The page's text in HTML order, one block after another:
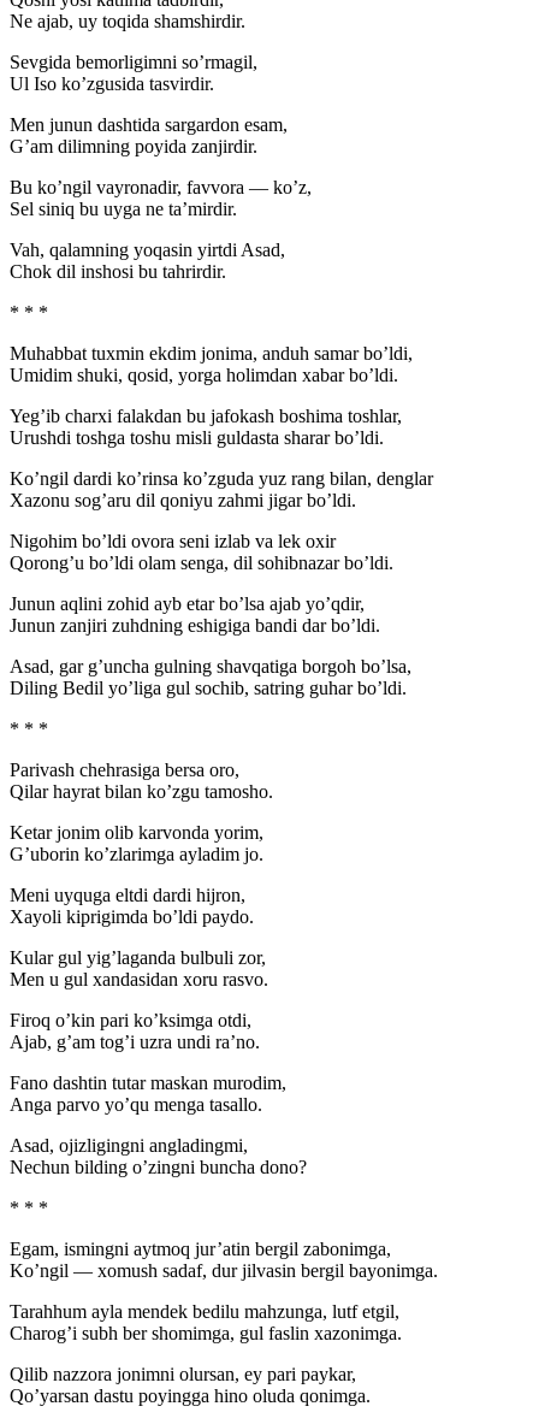
Ne ajab, uy toqida shamshirdir.
Sevgida bemorligimni so’rmagil,
Ul Iso ko’zgusida tasvirdir.
Men junun dashtida sargardon esam,
G’am dilimning poyida zanjirdir.
Bu ko’ngil vayronadir, favvora — ko’z,
Sel siniq bu uyga ne ta’mirdir.
Vah, qalamning yoqasin yirtdi Asad,
Chok dil inshosi bu tahrirdir.
* * *
Muhabbat tuxmin ekdim jonima, anduh samar bo’ldi,
Umidim shuki, qosid, yorga holimdan xabar bo’ldi.
Yeg’ib charxi falakdan bu jafokash boshima toshlar,
Urushdi toshga toshu misli guldasta sharar bo’ldi.
Ko’ngil dardi ko’rinsa ko’zguda yuz rang bilan, denglar
Xazonu sog’aru dil qoniyu zahmi jigar bo’ldi.
Nigohim bo’ldi ovora seni izlab va lek oxir
Qorong’u bo’ldi olam senga, dil sohibnazar bo’ldi.
Junun aqlini zohid ayb etar bo’lsa ajab yo’qdir,
Junun zanjiri zuhdning eshigiga bandi dar bo’ldi.
Asad, gar g’uncha gulning shavqatiga borgoh bo’lsa,
Diling Bedil yo’liga gul sochib, satring guhar bo’ldi.
* * *
Parivash chehrasiga bersa oro,
Qilar hayrat bilan ko’zgu tamosho.
Ketar jonim olib karvonda yorim,
G’uborin ko’zlarimga ayladim jo.
Meni uyquga eltdi dardi hijron,
Xayoli kiprigimda bo’ldi paydo.
Kular gul yig’laganda bulbuli zor,
Men u gul xandasidan xoru rasvo.
Firoq o’kin pari ko’ksimga otdi,
Ajab, g’am tog’i uzra undi ra’no.
Fano dashtin tutar maskan murodim,
Anga parvo yo’qu menga tasallo.
Asad, ojizligingni angladingmi,
Nechun bilding o’zingni buncha dono?
* * *
Egam, ismingni aytmoq jur’atin bergil zabonimga,
Ko’ngil — xomush sadaf, dur jilvasin bergil bayonimga.
Tarahhum ayla mendek bedilu mahzunga, lutf etgil,
Charog’i subh ber shomimga, gul faslin xazonimga.
Qilib nazzora jonimni olursan, ey pari paykar,
Qo’yarsan dastu poyingga hino oluda qonimga.